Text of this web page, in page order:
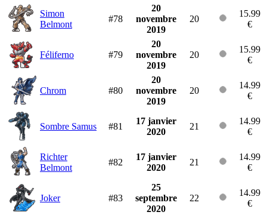
Simon
Belmont
#78
20
novembre
2019
20
15.99
€
Féliferno #79
20
novembre
2019
20
15.99
€
Chrom #80
20
novembre
2019
20
14.99
€
Sombre Samus #81
17 janvier
2020
21
14.99
€
Richter
Belmont
#82
17 janvier
2020
21
14.99
€
Joker #83
25
septembre
2020
22
14.99
€